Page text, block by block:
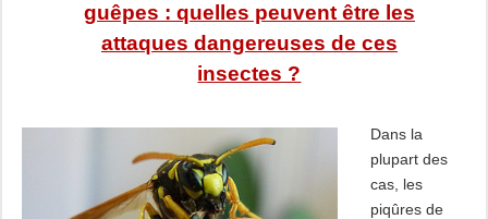
guêpes : quelles peuvent être les
attaques dangereuses de ces
insectes ?
Dans la
plupart des
cas, les
piqûres de